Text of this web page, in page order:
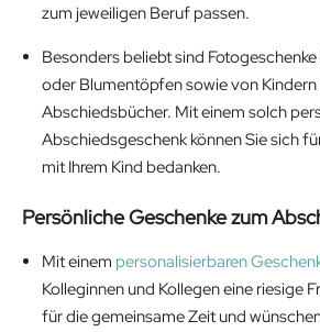
zum jeweiligen Beruf passen.
Besonders beliebt sind
oder Blumentöpfen sowie von
Abschiedsbücher. Mit einem solch
Abschiedsgeschenk können Sie sich
mit Ihrem Kind bedanken.
Persönliche Geschenke zum
Mit einem personalisierbaren
Kolleginnen und Kollegen eine riesige
für die gemeinsame Zeit und